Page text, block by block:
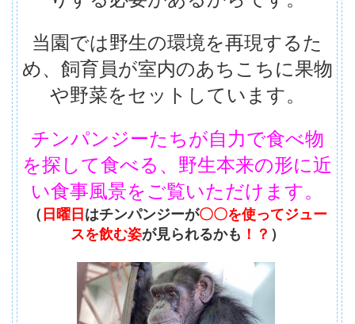
当園では野生の環境を再現するた
め、飼育員が室内のあちこちに果物
や野菜をセットしています。
チンパンジーたちが自力で食べ物
を探して食べる、野生本来の形に近
い食事風景をご覧いただけます。
（ 日曜日 はチンパンジーが〇〇を使ってジュー
スを飲む姿が見られるかも ！？ ）